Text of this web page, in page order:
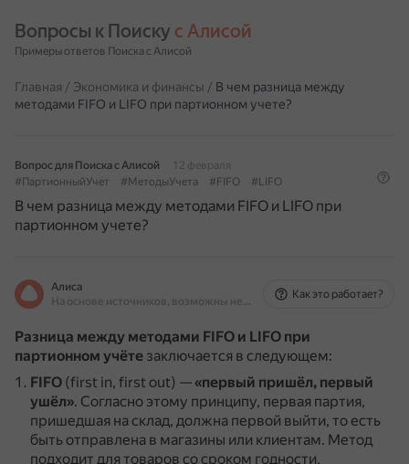
Вопросы к Поиску с Алисой
Примеры ответов Поиска с Алисой
Главная / Экономика и финансы / В чем разница между
методами FIFO и LIFO при партионном учете?
Вопрос для Поиска с Алисой
12 февраля
#ПартионныйУчет
#МетодыУчета #FIFO #LIFO
В чем разница между методами FIFO и LIFO при
партионном учете?
Алиса
На основе источников, возможны неточности
Как это работает?
Разница между методами FIFO и LIFO при
партионном учёте заключается в следующем:
FIFO (first in, first out) —«первый пришёл, первый
ушёл». Согласно этому принципу, первая партия,
пришедшая на склад, должна первой выйти, то есть
быть отправлена в магазины или клиентам. Метод
подходит для товаров со сроком годности,